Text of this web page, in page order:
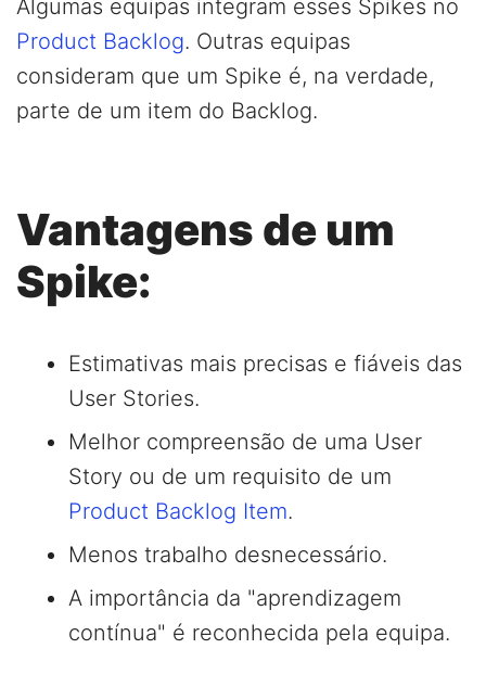
Algumas equipas integram esses Spikes no
Product Backlog. Outras equipas
consideram que um Spike é, na verdade,
parte de um item do Backlog.
Vantagens de um
Spike:
Estimativas mais precisas e fiáveis das
User Stories.
Melhor compreensão de uma User
Story ou de um requisito de um
Product Backlog Item.
Menos trabalho desnecessário.
A importância da "aprendizagem
contínua" é reconhecida pela equipa.